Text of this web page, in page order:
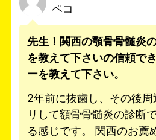
ペコ
先生！関西の顎骨骨髄炎
を教えて下さいの信頼で
ーを教えて下さい。
2年前に抜歯し、その後周
リして額骨骨髄炎の診断
る感じです。 関西のお薦